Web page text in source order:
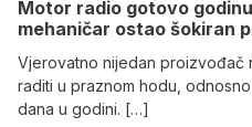
Motor radio gotovo
mehaničar ostao šokiran
Vjerovatno nijedan proizvođač
raditi u praznom hodu,
dana u godini. […]